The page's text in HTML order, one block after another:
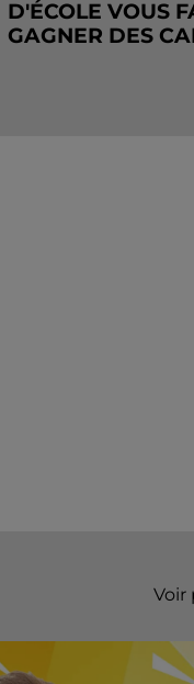
D'ÉCOLE VOUS
GAGNER DES
Voir